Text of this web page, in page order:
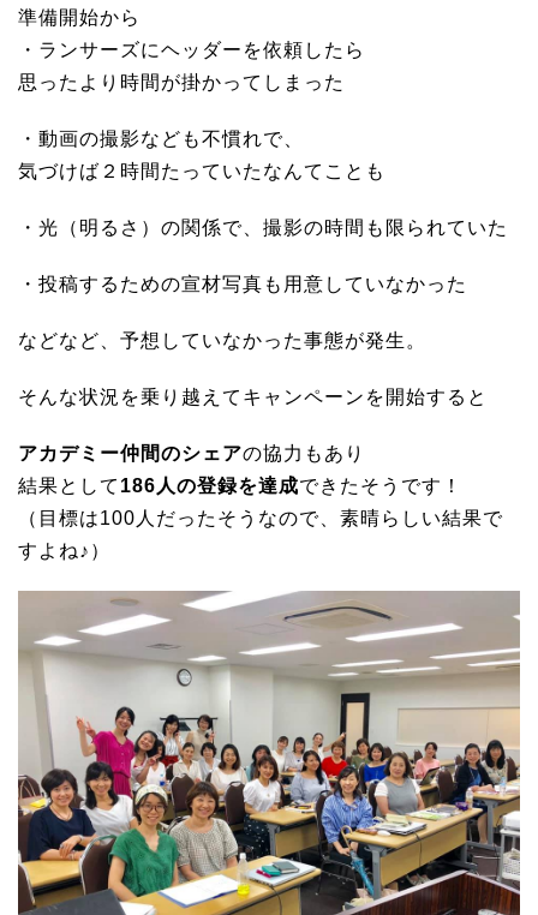
準備開始から
・ランサーズにヘッダーを依頼したら
思ったより時間が掛かってしまった
・動画の撮影なども不慣れで、
気づけば２時間たっていたなんてことも
・光（明るさ）の関係で、撮影の時間も限られていた
・投稿するための宣材写真も用意していなかった
などなど、予想していなかった事態が発生。
そんな状況を乗り越えてキャンペーンを開始すると
アカデミー仲間のシェアの協力もあり
結果として 186人の登録を達成できたそうです！
（目標は100人だったそうなので、素晴らしい結果で
すよね♪）